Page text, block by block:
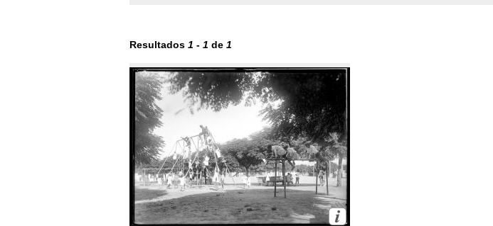
Resultados 1 - 1 de 1